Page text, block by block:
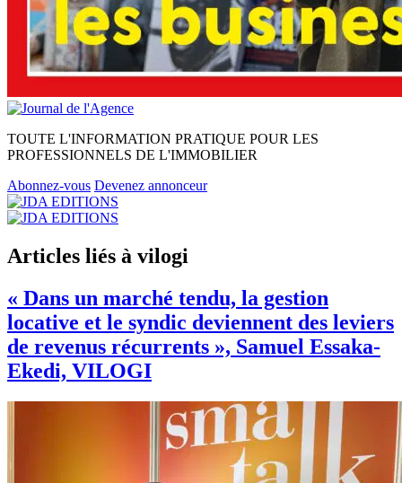
TOUTE L'INFORMATION PRATIQUE POUR LES
PROFESSIONNELS DE L'IMMOBILIER
Abonnez-vous Devenez annonceur
Articles liés à vilogi
« Dans un marché tendu, la gestion
locative et le syndic deviennent des leviers
de revenus récurrents », Samuel Essaka-
Ekedi, VILOGI